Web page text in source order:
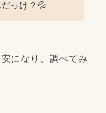
っけ？💦
になり、調べてみ